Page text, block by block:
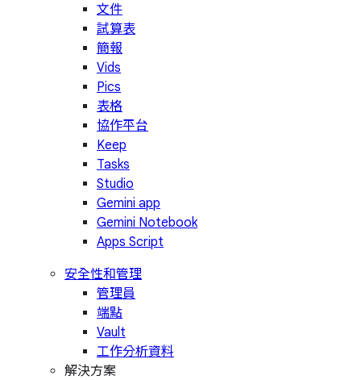
文件
試算表
簡報
Vids
Pics
表格
協作平台
Keep
Tasks
Studio
Gemini app
Gemini Notebook
Apps Script
安全性和管理
管理員
端點
Vault
工作分析資料
解決方案